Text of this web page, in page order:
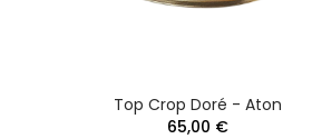
Top Crop Doré - Aton
65,00 €